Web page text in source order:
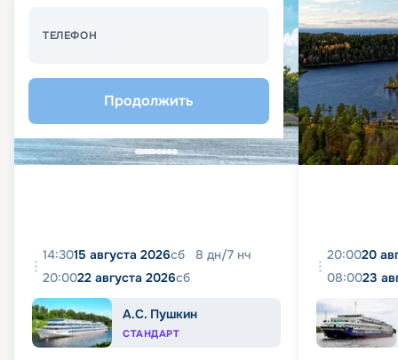
ТЕЛЕФОН
Продолжить
14:3015 августа 2026сб 8 дн/7 нч
20:0022 августа 2026сб
А.С. Пушкин
СТАНДАРТ
20:0020
08:0023